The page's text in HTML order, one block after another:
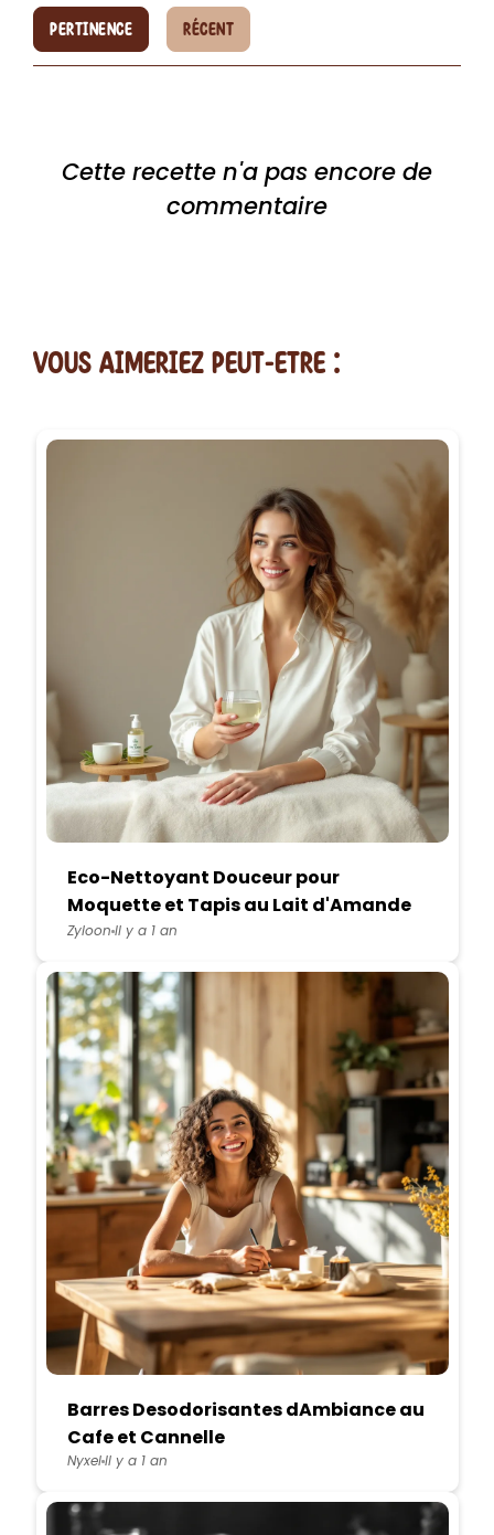
PERTINENCE RÉCENT
Cette recette n'a pas encore de
commentaire
vous AIMERiEZ PEUT-ETRE :
Eco-Nettoyant Douceur pour
Moquette et Tapis au Lait d'Amande
et Huile Essentielle d'Eucalyptus
Zyloon Il y a 1 an
Barres Desodorisantes dAmbiance au
Cafe et Cannelle
NyxelIl y a 1 an